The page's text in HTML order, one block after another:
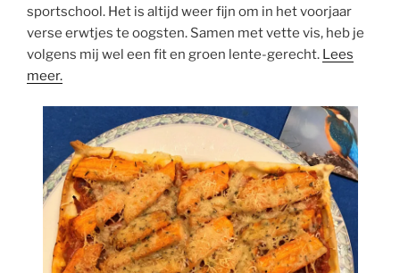
sportschool. Het is altijd weer fijn om in het voorjaar
verse erwtjes te oogsten. Samen met vette vis, heb je
volgens mij wel een fit en groen lente-gerecht. Lees
meer.